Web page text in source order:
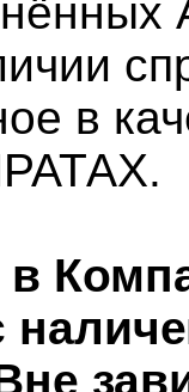
в
в